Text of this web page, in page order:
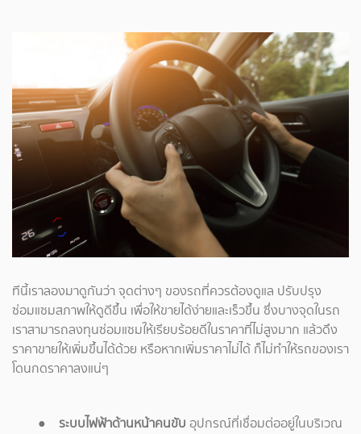
ทีนี้เราลองมาดูกันว่า จุดต่างๆ ของรถที่ควรต้องดูแล ปรับปรุง
ซ่อมแซมสภาพให้ดูดีขึ้น เพื่อให้ขายได้ง่ายและเร็วขึ้น ซึ่งบางจุดในรถ
เราสามารถลงทุนซ่อมแซมให้เรียบร้อยดีในราคาที่ไม่สูงมาก แล้วดึง
ราคาขายให้เพิ่มขึ้นได้ด้วย หรือหากเพิ่มราคาไม่ได้ ก็ไม่ทำให้รถของเรา
โดนกดราคาลงแน่ๆ
● ระบบไฟฟ้าด้านหน้าคนขับ อุปกรณ์ที่เชื่อมต่ออยู่ในบริเวณ